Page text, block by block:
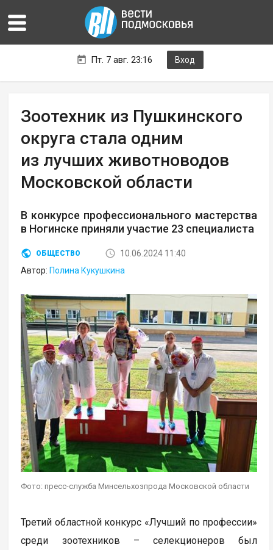
Пт. 7 авг. 23:16 Вход
Зоотехник из Пушкинского
округа стала одним
из лучших животноводов
Московской области
В конкурсе профессионального мастерства
в Ногинске приняли участие 23 специалиста
ОБЩЕСТВО
10.06.2024 11:40
Автор: Полина Кукушкина
Фото: пресс-служба Минсельхозпрода Московской области
Третий областной конкурс «Лучший по профессии»
среди зоотехников – селекционеров был